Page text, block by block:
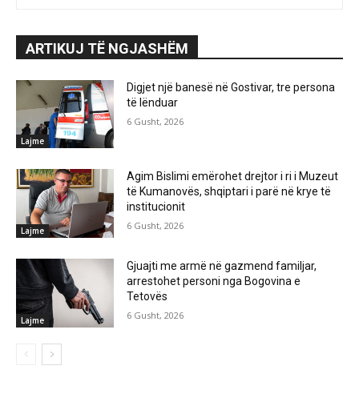
ARTIKUJ TË NGJASHËM
Lajme
Digjet një banesë në Gostivar, tre persona
të lënduar
6 Gusht, 2026
Lajme
Agim Bislimi emërohet drejtor i ri i Muzeut
të Kumanovës, shqiptari i parë në krye të
institucionit
6 Gusht, 2026
Lajme
Gjuajti me armë në gazmend familjar,
arrestohet personi nga Bogovina e
Tetovës
6 Gusht, 2026